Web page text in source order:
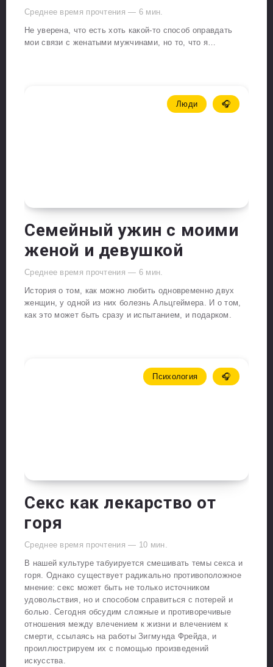
Среднее время прочтения — 6 мин.
Не уверена, что есть хоть какой-то способ оправдать
мои связи с женатыми мужчинами, но то, что я…
Люди 🎧
Семейный ужин с моими
женой и девушкой
Среднее время прочтения — 6 мин.
История о том, как можно любить одновременно двух
женщин, у одной из них болезнь Альцгеймера. И о том,
как это может быть сразу и испытанием, и подарком.
Психология 🎧
Секс как лекарство от
горя
Среднее время прочтения — 10 мин.
В нашей культуре табуируется смешивать темы секса и
горя. Однако существует радикально противоположное
мнение: секс может быть не только источником
удовольствия, но и способом справиться с потерей и
болью. Сегодня обсудим сложные и противоречивые
отношения между влечением к жизни и влечением к
смерти, ссылаясь на работы Зигмунда Фрейда, и
проиллюстрируем их с помощью произведений
искусства.